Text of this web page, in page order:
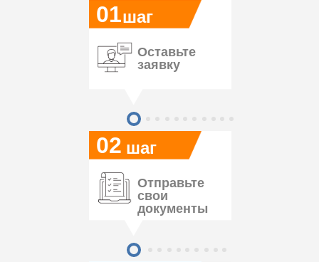
02
01
Оставьте
заявку
шаг
шаг
Отправьте
свои
документы